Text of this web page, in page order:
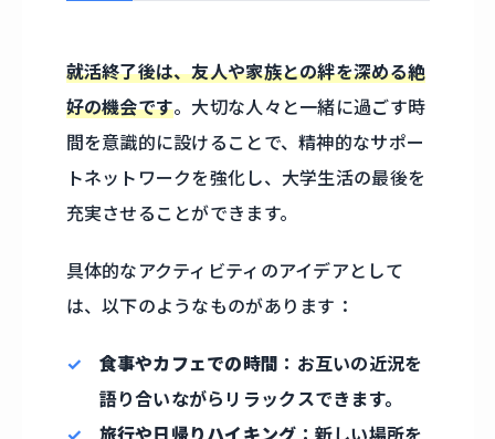
就活終了後は、友人や家族との絆を深める絶
好の機会です。大切な人々と一緒に過ごす時
間を意識的に設けることで、精神的なサポー
トネットワークを強化し、大学生活の最後を
充実させることができます。
具体的なアクティビティのアイデアとして
は、以下のようなものがあります：
食事やカフェでの時間 ：お互いの近況を
語り合いながらリラックスできます。
旅行や日帰りハイキング ：新しい場所を